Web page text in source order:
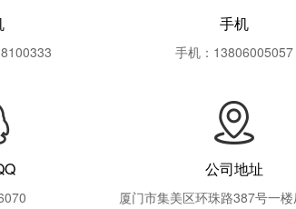
手机
手机：13806005057
公司地址
厦门市集美区环珠路387号一